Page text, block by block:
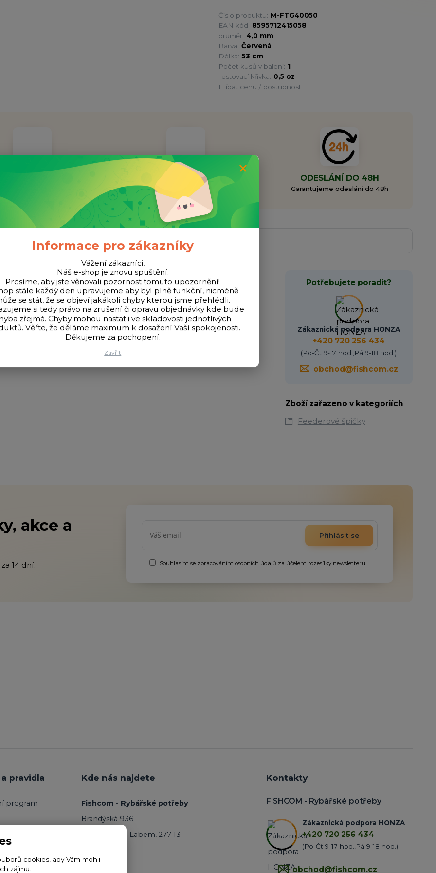
Číslo produktu: M-FTG40050
EAN kód: 8595712415058
průměr: 4,0 mm
Barva: Červená
Délka: 53 cm
Počet kusů v balení: 1
Testovací křivka: 0,5 oz
Hlídat cenu / dostupnost
Doprava ZDARMA
Při objednávce nad 1000 Kč
ODESLÁNÍ DO 48H
Garantujeme odeslání do 48h
z kvalitního materiálu, který dodává špičkám houževnatost a velkou
cenové dostupnosti i u rekreačních feederařů.
Potřebujete poradit?
Zákaznická podpora HONZA
+420 720 256 434
(Po-Čt 9-17 hod.,Pá 9-18 hod.)
obchod@fishcom.cz
Zboží zařazeno v kategoriích
Feederové špičky
akce a
14 dní.
Přihlásit se
Souhlasím se zpracováním osobních údajů za účelem rozesílky newsletteru.
pravidla
program
Kde nás najdete
Fishcom - Rybářské potřeby
Brandýská 936
Kostelec nad Labem, 277 13
Kontakty
FISHCOM - Rybářské potřeby
Zákaznická podpora HONZA
+420 720 256 434
(Po-Čt 9-17 hod.,Pá 9-18 hod.)
obchod@fishcom.cz
Informace pro zákazníky
Vážení zákazníci,
Náš e-shop je znovu spuštění.
Prosíme, aby jste věnovali pozornost tomuto upozornění!
stále každý den upravujeme aby byl plně funkční, nicméně
se stát, že se objeví jakákoli chyby kterou jsme přehlédli.
si tedy právo na zrušení či opravu objednávky kde bude
zřejmá. Chyby mohou nastat i ve skladovosti jednotlivých
Věřte, že děláme maximum k dosažení Vaší spokojenosti.
Děkujeme za pochopení.
Zavřít
cookies, aby Vám mohli
zájmů.